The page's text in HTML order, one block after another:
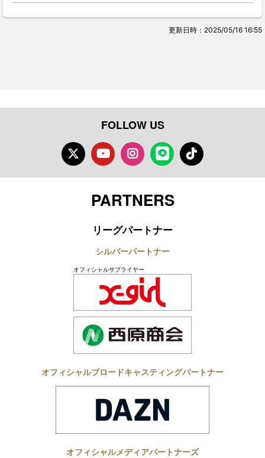
更新日時：2025/05/16 16:55
FOLLOW US
TwitterYoutubeInstagram
LINE TikTok
PARTNERS
リーグパートナー
シルバーパートナー
オフィシャルサプライヤー
オフィシャルブロードキャスティングパートナー
オフィシャルメディアパートナーズ